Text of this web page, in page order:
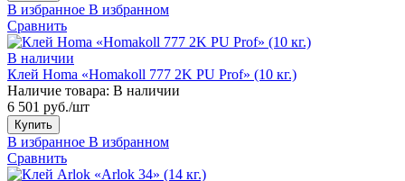
В избранное В избранном
Сравнить
В наличии
Клей Homa «Homakoll 777 2K PU Prof» (10 кг.)
Наличие товара: В наличии
6 501 руб./шт
Купить
В избранное В избранном
Сравнить